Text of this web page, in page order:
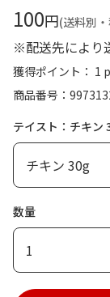
100円(送料別
※配送先により
獲得ポイント： 1
商品番号
テイスト：チキン
数量
1